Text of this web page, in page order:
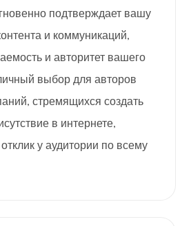
подтверждает вашу
и коммуникаций,
и авторитет вашего
выбор для авторов
стремящихся создать
в интернете,
у аудитории по всему